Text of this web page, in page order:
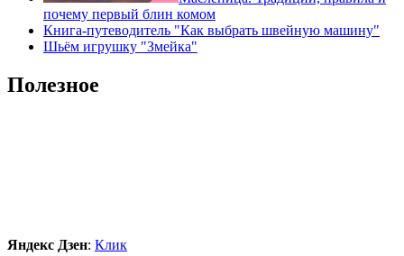
почему первый блин комом
Книга-путеводитель "Как выбрать швейную машину"
Шьём игрушку "Змейка"
Полезное
Яндекс Дзен: Клик